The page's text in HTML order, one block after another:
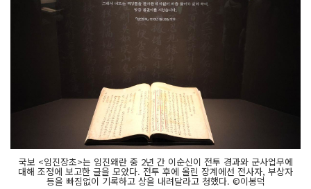
국보 <임진장초>는 임진왜란 중 2년 간 이순신이 전투 경과와 군사업무에
대해 조정에 보고한 글을 모았다. 전투 후에 올린 장계에선 전사자, 부상자
등을 빠짐없이 기록하고 상을 내려달라고 청했다. ©이봉덕